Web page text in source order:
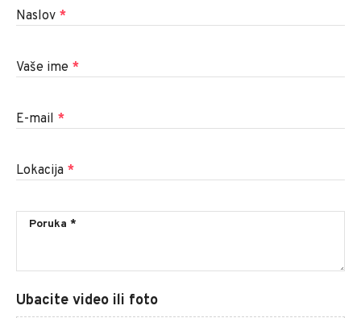
Naslov *
Vaše ime *
E-mail *
Lokacija *
Ubacite video ili foto